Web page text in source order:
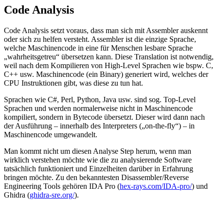
Code Analysis
Code Analysis setzt voraus, dass man sich mit Assembler auskennt
oder sich zu helfen versteht. Assembler ist die einzige Sprache,
welche Maschinencode in eine für Menschen lesbare Sprache
„wahrheitsgetreu“ übersetzen kann. Diese Translation ist notwendig,
weil nach dem Kompilieren von High-Level Sprachen wie bspw. C,
C++ usw. Maschinencode (ein Binary) generiert wird, welches der
CPU Instruktionen gibt, was diese zu tun hat.
Sprachen wie C#, Perl, Python, Java usw. sind sog. Top-Level
Sprachen und werden normalerweise nicht in Maschinencode
kompiliert, sondern in Bytecode übersetzt. Dieser wird dann nach
der Ausführung – innerhalb des Interpreters („on-the-fly“) – in
Maschinencode umgewandelt.
Man kommt nicht um diesen Analyse Step herum, wenn man
wirklich verstehen möchte wie die zu analysierende Software
tatsächlich funktioniert und Einzelheiten darüber in Erfahrung
bringen möchte. Zu den bekanntesten Disassembler/Reverse
Engineering Tools gehören IDA Pro (hex-rays.com/IDA-pro/) und
Ghidra (ghidra-sre.org/).